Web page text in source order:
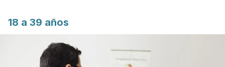
18 a 39 años